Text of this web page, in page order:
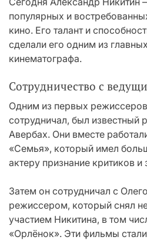
популярных и
кино. Его талант и
сделали его одним из
кинематографа.
Сотрудничество с
Одним из первых
сотрудничал, был известный
Авербах. Они вместе
«Семья», который имел
актеру признание критиков и
Затем он сотрудничал с
режиссером, который снял
участием Никитина, в том
«Орлёнок». Эти фильмы